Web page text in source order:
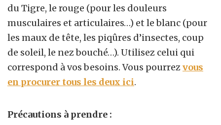
du Tigre, le rouge (pour les douleurs
musculaires et articulaires…) et le blanc (pour
les maux de tête, les piqûres d’insectes, coup
de soleil, le nez bouché…). Utilisez celui qui
correspond à vos besoins. Vous pourrezvous
en procurer tous les deux ici.
Précautions à prendre :